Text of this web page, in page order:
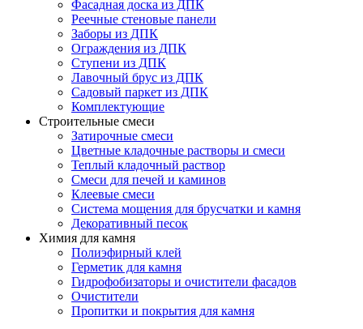
Фасадная доска из ДПК
Реечные стеновые панели
Заборы из ДПК
Ограждения из ДПК
Ступени из ДПК
Лавочный брус из ДПК
Садовый паркет из ДПК
Комплектующие
Строительные смеси
Затирочные смеси
Цветные кладочные растворы и смеси
Теплый кладочный раствор
Смеси для печей и каминов
Клеевые смеси
Система мощения для брусчатки и камня
Декоративный песок
Химия для камня
Полиэфирный клей
Герметик для камня
Гидрофобизаторы и очистители фасадов
Очистители
Пропитки и покрытия для камня